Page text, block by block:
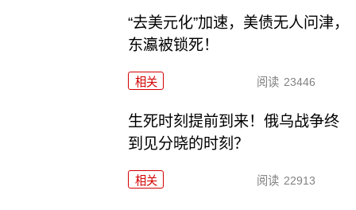
“去美元化”加速，美债无人问津，
东瀛被锁死！
相关 阅读 23446
生死时刻提前到来！俄乌战争终
到见分晓的时刻？
相关 阅读 22913